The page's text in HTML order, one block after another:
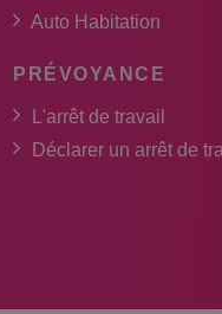
Auto Habitation
PRÉVOYANCE
L'arrêt de travail
Déclarer un arrêt de